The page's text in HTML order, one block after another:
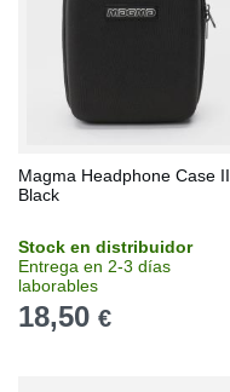
Magma Headphone Case II
Black
Stock en distribuidor
Entrega en 2-3 días
laborables
18,50 €